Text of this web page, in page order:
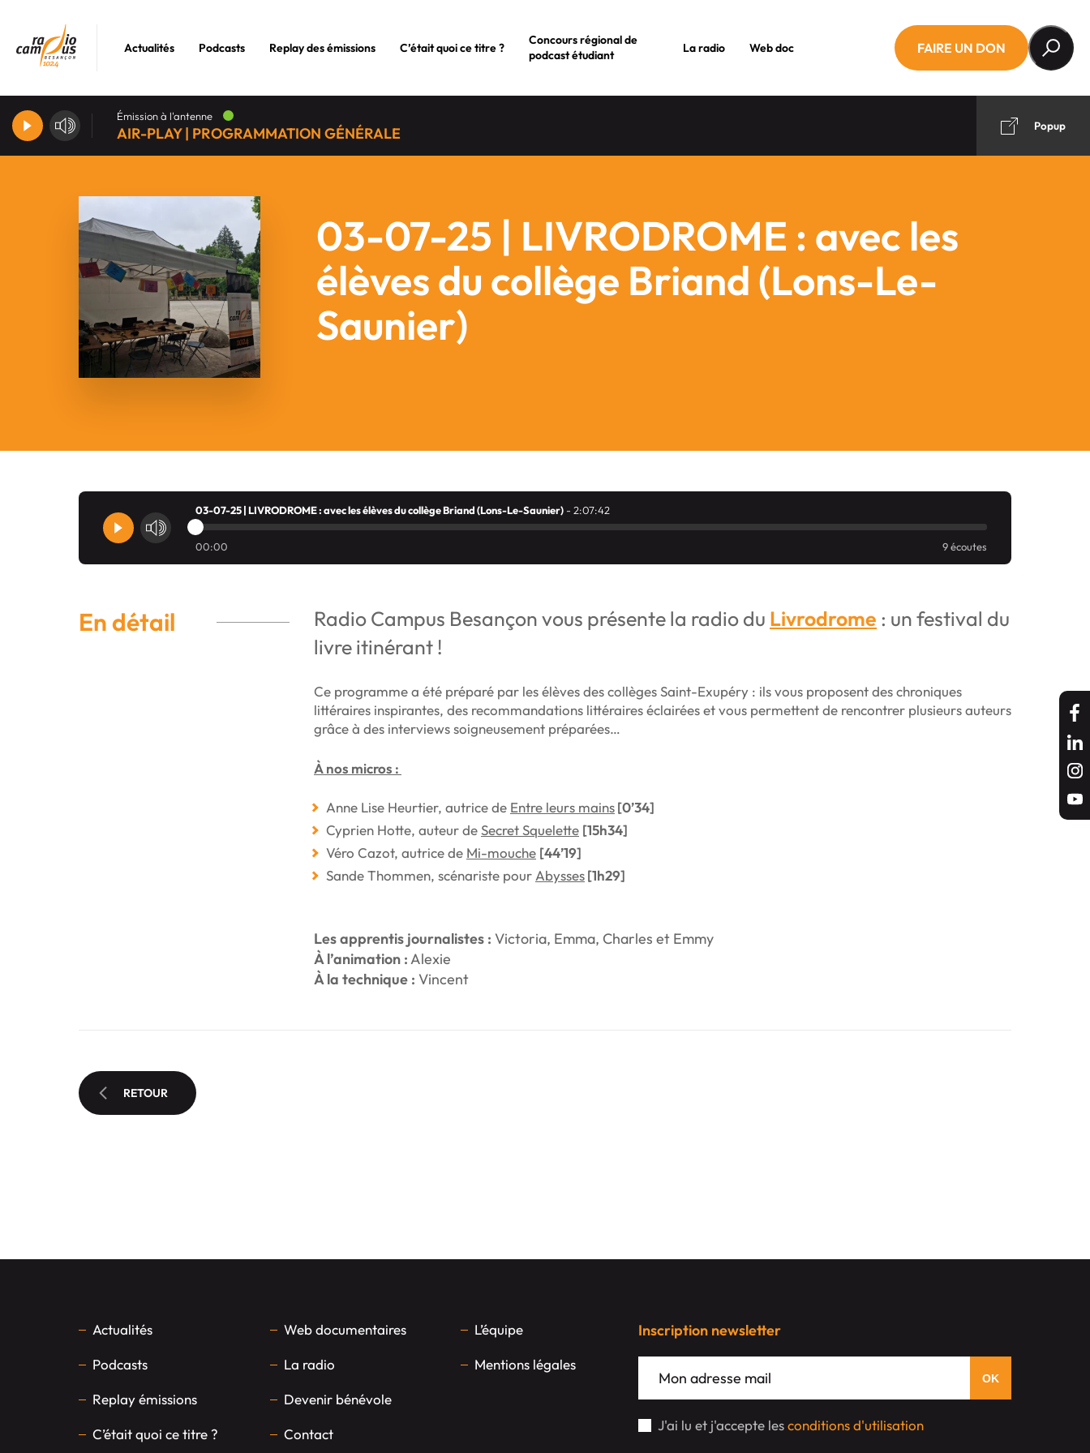
Actualités Podcasts Replay des émissions C’était quoi ce titre ?
Concours régional de
podcast étudiant
La radio Web doc FAIRE UN DON
Émission à l'antenne
AIR-PLAY | PROGRAMMATION GÉNÉRALE Popup
03-07-25 | LIVRODROME : avec les
élèves du collège Briand (Lons-Le-
Saunier)
03-07-25 | LIVRODROME : avec les élèves du collège Briand (Lons-Le-Saunier) - 2:07:42
00:00 9 écoutes
En détail Radio Campus Besançon vous présente la radio du Livrodrome : un festival du
livre itinérant !
Ce programme a été préparé par les élèves des collèges Saint-Exupéry : ils vous proposent des chroniques
littéraires inspirantes, des recommandations littéraires éclairées et vous permettent de rencontrer plusieurs auteurs
grâce à des interviews soigneusement préparées…
À nos micros :
Anne Lise Heurtier, autrice de Entre leurs mains[0’34]
Cyprien Hotte, auteur deSecret Squelette [15h34]
Véro Cazot, autrice de Mi-mouche [44’19]
Sande Thommen, scénariste pourAbysses[1h29]
Les apprentis journalistes : Victoria, Emma, Charles et Emmy
À l’animation :Alexie
À la technique : Vincent
RETOUR
Actualités
Podcasts
Replay émissions
C’était quoi ce titre ?
Web documentaires
La radio
Devenir bénévole
Contact
L’équipe
Mentions légales
Inscription newsletter
J'ai lu et j'accepte lesconditions d'utilisation